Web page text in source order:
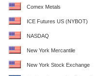
Comex Metals
ICE Futures US (NYBOT)
NASDAQ
New York Mercantile
New York Stock Exchange